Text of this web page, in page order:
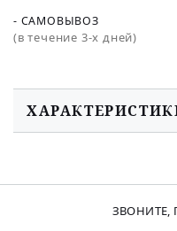
- САМОВЫВОЗ
(в течение 3-х дней)